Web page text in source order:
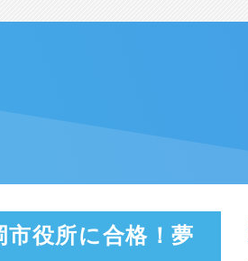
市役所に合格！夢